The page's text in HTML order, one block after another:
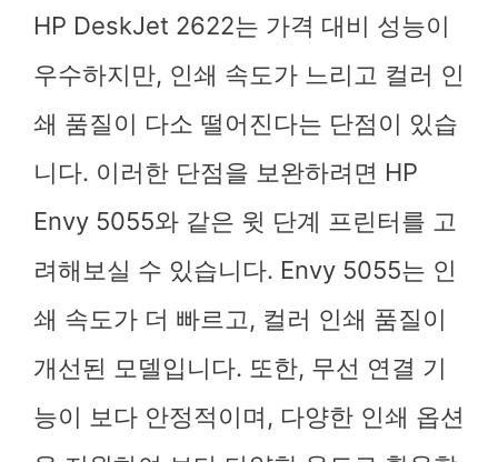
HP DeskJet 2622는 가격 대비 성능이
우수하지만, 인쇄 속도가 느리고 컬러 인
쇄 품질이 다소 떨어진다는 단점이 있습
니다. 이러한 단점을 보완하려면 HP
Envy 5055와 같은 윗 단계 프린터를 고
려해보실 수 있습니다. Envy 5055는 인
쇄 속도가 더 빠르고, 컬러 인쇄 품질이
개선된 모델입니다. 또한, 무선 연결 기
능이 보다 안정적이며, 다양한 인쇄 옵션